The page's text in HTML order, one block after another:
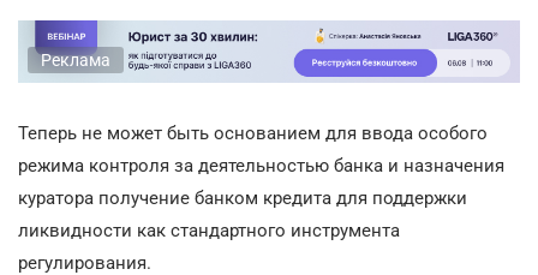
Реклама
Теперь не может быть основанием для ввода особого
режима контроля за деятельностью банка и назначения
куратора получение банком кредита для поддержки
ликвидности как стандартного инструмента
регулирования.